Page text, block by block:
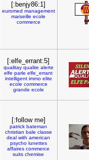
[:benjy86:1]
euromed management
marseille ecole
commerce
[:elfe_errant:5]
qualitay qualite alerte
elfe parle elfe_errant
intelligent immo elite
ecole commerce
grande ecole
[:follow me]
patrick bateman
christian bale classe
deal with american
psycho lunettes
affaires commerce
suits chemise